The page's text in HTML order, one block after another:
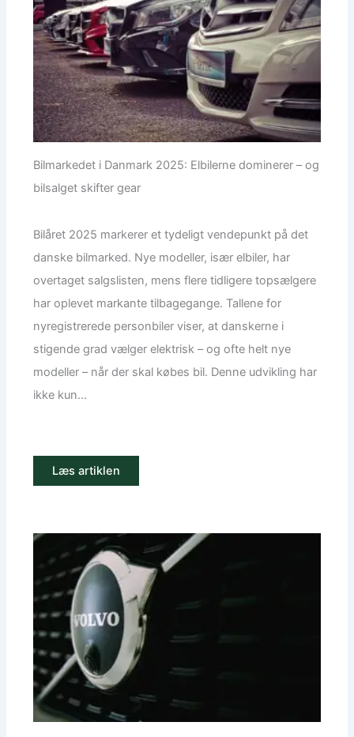
Bilmarkedet i Danmark 2025: Elbilerne dominerer – og
bilsalget skifter gear
Bilåret 2025 markerer et tydeligt vendepunkt på det
danske bilmarked. Nye modeller, især elbiler, har
overtaget salgslisten, mens flere tidligere topsælgere
har oplevet markante tilbagegange. Tallene for
nyregistrerede personbiler viser, at danskerne i
stigende grad vælger elektrisk – og ofte helt nye
modeller – når der skal købes bil. Denne udvikling har
ikke kun...
Læs artiklen